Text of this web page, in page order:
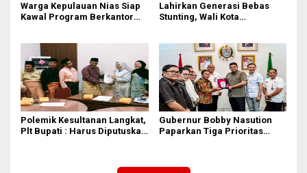
Warga Kepulauan Nias Siap
Kawal Program Berkantor
Lahirkan Generasi Bebas
Stunting, Wali Kota
Polemik Kesultanan Langkat,
Plt Bupati : Harus Diputuskan
Gubernur Bobby Nasution
Paparkan Tiga Prioritas